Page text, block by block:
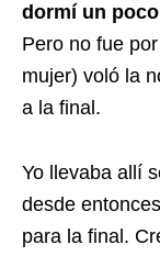
dormí un
Pero no fue
mujer) voló la
a la final.
Yo llevaba allí
desde
para la final.